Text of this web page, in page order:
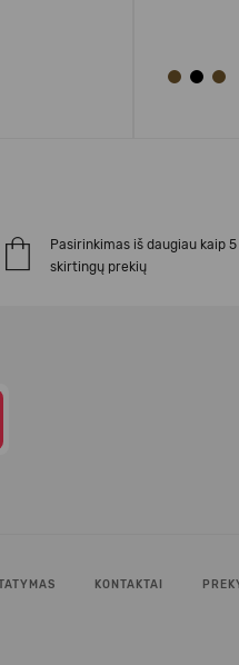
Pasirinkimas iš daugiau kaip
skirtingų prekių
KONTAKTAI